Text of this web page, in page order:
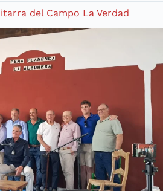
del Campo La Verdad